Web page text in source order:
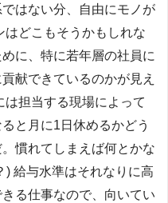
はない分、自由にモノが
どこもそうかもしれな
に、特に若年層の社員に
献できているのかが見え
担当する現場によって
と月に1日休めるかどう
慣れてしまえば何とかな
) 給与水準はそれなりに高
る仕事なので、向いてい